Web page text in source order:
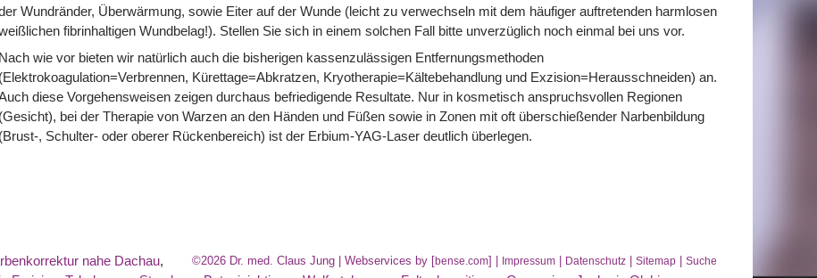
Wundränder, Überwärmung, sowie Eiter auf der Wunde (leicht zu verwechseln mit dem häufiger auftretenden harmlosen
fibrinhaltigen Wundbelag!). Stellen Sie sich in einem solchen Fall bitte unverzüglich noch einmal bei uns vor.
Nach wie vor bieten wir natürlich auch die bisherigen kassenzulässigen Entfernungsmethoden
(Elektrokoagulation=Verbrennen, Kürettage=Abkratzen, Kryotherapie=Kältebehandlung und Exzision=Herausschneiden) an.
diese Vorgehensweisen zeigen durchaus befriedigende Resultate. Nur in kosmetisch anspruchsvollen Regionen
(Gesicht), bei der Therapie von Warzen an den Händen und Füßen sowie in Zonen mit oft überschießender Narbenbildung
(Brust-, Schulter- oder oberer Rückenbereich) ist der Erbium-YAG-Laser deutlich überlegen.
©2026 Dr. med. Claus Jung | Webservices by [bense.com] | Impressum Datenschutz Sitemap Suche
nahe Dachau,